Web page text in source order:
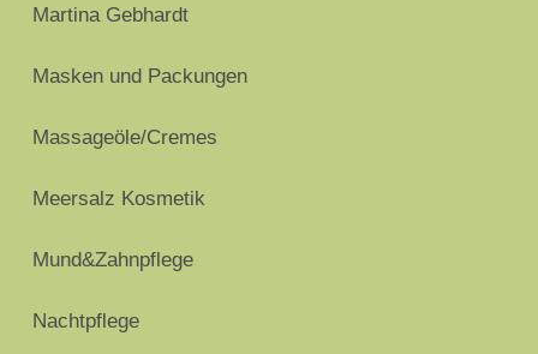
Martina Gebhardt
Masken und Packungen
Massageöle/Cremes
Meersalz Kosmetik
Mund&Zahnpflege
Nachtpflege